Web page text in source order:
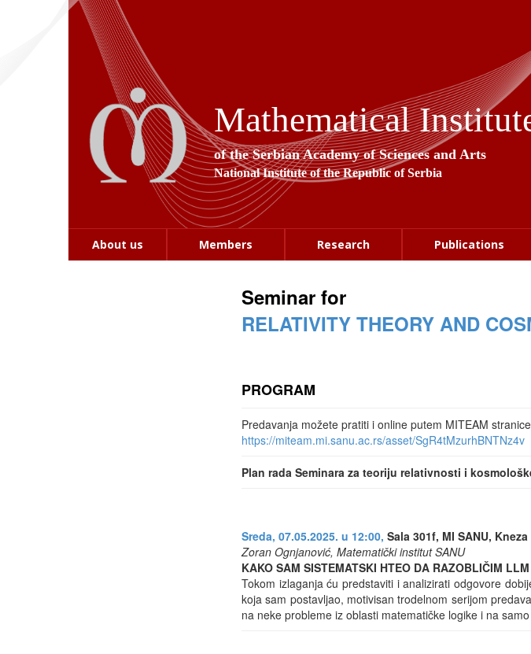
Mathematical
of the Serbian Academy of Sciences and Arts
National Institute of the Republic of Serbia
About us Members Research Publications
Seminar for
RELATIVITY THEORY AND
PROGRAM
Predavanja možete pratiti i online putem MITEAM
https://miteam.mi.sanu.ac.rs/asset/SgR4tMzurhBNTNz4v
Plan rada Seminara za teoriju relativnosti i
Sreda, 07.05.2025. u 12:00, Sala 301f, MI SANU,
Zoran Ognjanović, Matematički institut SANU
KAKO SAM SISTEMATSKI HTEO DA RAZOBLIČIM LLM
Tokom izlaganja ću predstaviti i analizirati odgovore
koja sam postavljao, motivisan trodelnom serijom
na neke probleme iz oblasti matematičke logike i na